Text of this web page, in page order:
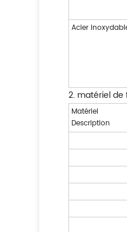
Acier
2. matériel
Matériel
Description